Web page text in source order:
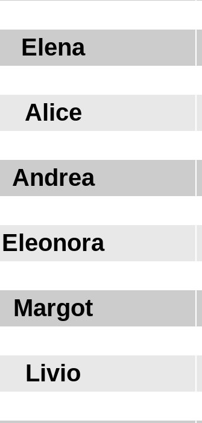
Elena
Alice
Andrea
Eleonora
Margot
Livio